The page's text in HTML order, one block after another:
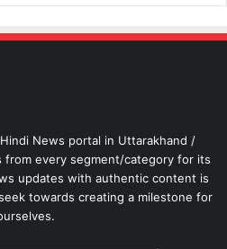
News portal in Uttarakhand /
from every segment/category for its
updates with authentic content is
towards creating a milestone for